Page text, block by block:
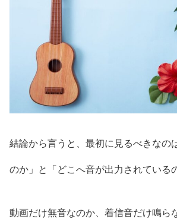
結論から言うと、最初に見るべきなの
のか」と「どこへ音が出力されている
動画だけ無音なのか、着信音だけ鳴ら